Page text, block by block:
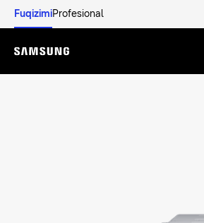
FuqizimiProfesional
Menu